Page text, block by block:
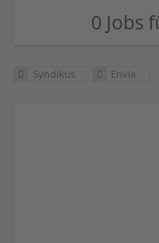
0 Jobs
Syndikus Envia